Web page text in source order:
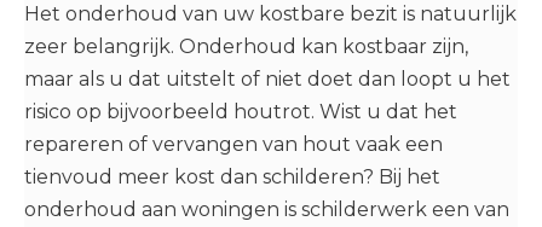
Het onderhoud van uw kostbare bezit is natuurlijk
zeer belangrijk. Onderhoud kan kostbaar zijn,
maar als u dat uitstelt of niet doet dan loopt u het
risico op bijvoorbeeld houtrot. Wist u dat het
repareren of vervangen van hout vaak een
tienvoud meer kost dan schilderen? Bij het
onderhoud aan woningen is schilderwerk een van